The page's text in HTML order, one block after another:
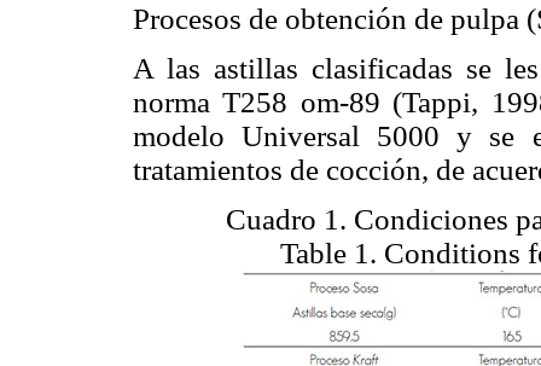
Procesos de obtención de pulpa
A las astillas clasificadas se
norma T258 om-89 (Tappi,
modelo Universal 5000 y se
tratamientos de cocción, de
Cuadro 1. Condiciones
Table 1. Conditions